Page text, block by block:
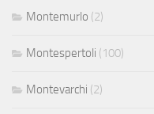
Montemurlo (2)
Montespertoli (100)
Montevarchi (2)